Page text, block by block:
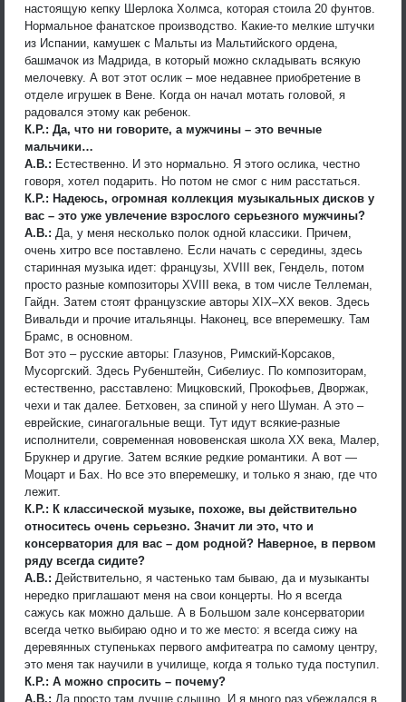
настоящую кепку Шерлока Холмса, которая стоила 20 фунтов.
Нормальное фанатское производство. Какие-то мелкие штучки
из Испании, камушек с Мальты из Мальтийского ордена,
башмачок из Мадрида, в который можно складывать всякую
мелочевку. А вот этот ослик – мое недавнее приобретение в
отделе игрушек в Вене. Когда он начал мотать головой, я
радовался этому как ребенок.
К.Р.: Да, что ни говорите, а мужчины – это вечные
мальчики…
А.В.: Естественно. И это нормально. Я этого ослика, честно
говоря, хотел подарить. Но потом не смог с ним расстаться.
К.Р.: Надеюсь, огромная коллекция музыкальных дисков у
вас – это уже увлечение взрослого серьезного мужчины?
А.В.: Да, у меня несколько полок одной классики. Причем,
очень хитро все поставлено. Если начать с середины, здесь
старинная музыка идет: французы, ХVIII век, Гендель, потом
просто разные композиторы ХVIII века, в том числе Теллеман,
Гайдн. Затем стоят французские авторы ХIX–ХХ веков. Здесь
Вивальди и прочие итальянцы. Наконец, все вперемешку. Там
Брамс, в основном.
Вот это – русские авторы: Глазунов, Римский-Корсаков,
Мусоргский. Здесь Рубенштейн, Сибелиус. По композиторам,
естественно, расставлено: Мицковский, Прокофьев, Дворжак,
чехи и так далее. Бетховен, за спиной у него Шуман. А это –
еврейские, синагогальные вещи. Тут идут всякие-разные
исполнители, современная нововенская школа ХХ века, Малер,
Брукнер и другие. Затем всякие редкие романтики. А вот —
Моцарт и Бах. Но все это вперемешку, и только я знаю, где что
лежит.
К.Р.: К классической музыке, похоже, вы действительно
относитесь очень серьезно. Значит ли это, что и
консерватория для вас – дом родной? Наверное, в первом
ряду всегда сидите?
А.В.: Действительно, я частенько там бываю, да и музыканты
нередко приглашают меня на свои концерты. Но я всегда
сажусь как можно дальше. А в Большом зале консерватории
всегда четко выбираю одно и то же место: я всегда сижу на
деревянных ступеньках первого амфитеатра по самому центру,
это меня так научили в училище, когда я только туда поступил.
К.Р.: А можно спросить – почему?
А.В.: Да просто там лучше слышно. И я много раз убеждался в